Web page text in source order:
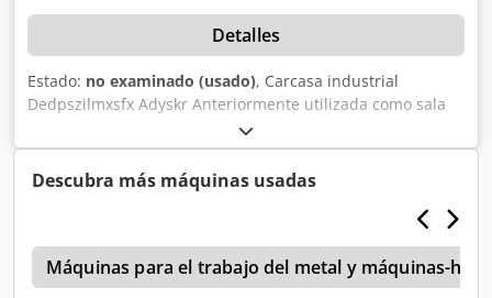
Detalles
Estado: no examinado (usado), Carcasa industrial
Dedpszilmxsfx Adyskr Anteriormente utilizada como sala
de medición Carcasa industrial completamente
encapsulada Dimensiones Puerta enrollable aprox. 3500 ×
2960 × 2960 mm Envolvente completa aprox. 22.000 ×
15.000 × 9.000 mm Equipos de elevación Grúa puente
ventilación y climatización 2 unidades exteriores de
Mitsubishi Electric Bloque Mitsubishi 1 Tipo: PUZ-
M125VKA2 Año de fabricación: 2022 Bloque Mitsubishi 2
Descubra más máquinas usadas
Máquinas para el trabajo del metal y máquinas-